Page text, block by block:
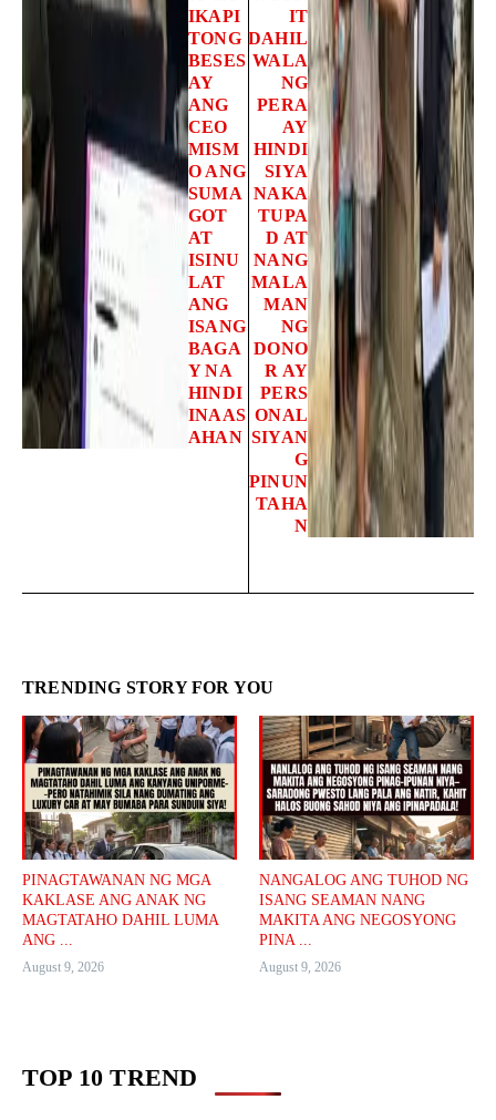
IKAPI
TONG
BESES
AY
ANG
CEO
MISM
O ANG
SUMA
GOT
AT
ISINU
LAT
ANG
ISANG
BAGA
Y NA
HINDI
INAAS
AHAN
IT
DAHIL
WALA
NG
PERA
AY
HINDI
SIYA
NAKA
TUPA
D AT
NANG
MALA
MAN
NG
DONO
R AY
PERS
ONAL
SIYAN
G
PINUN
TAHA
N
TRENDING STORY FOR YOU
PINAGTAWANAN NG MGA
KAKLASE ANG ANAK NG
MAGTATAHO DAHIL LUMA
ANG ...
August 9, 2026
NANGALOG ANG TUHOD NG
ISANG SEAMAN NANG
MAKITA ANG NEGOSYONG
PINA ...
August 9, 2026
TOP 10 TREND